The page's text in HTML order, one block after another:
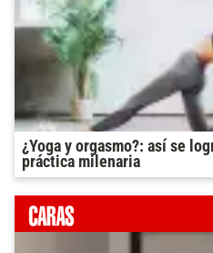
¿Yoga y orgasmo?: así se
práctica milenaria